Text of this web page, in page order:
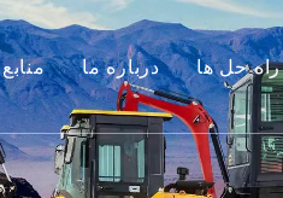
منابع
راهنماها
سوالات متداول
درباره ما
داستان ما
مزیت ما
راه حل ها